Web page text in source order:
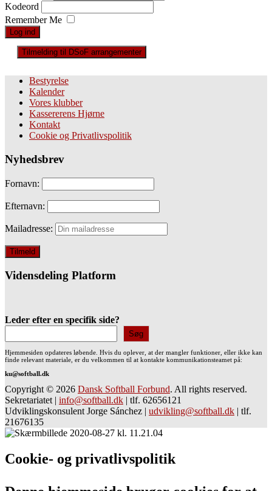
Kodeord
Remember Me
Tilmelding til DSoF arrangementer
Bestyrelse
Kalender
Vores klubber
Kassererens Hjørne
Kontakt
Cookie og Privatlivspolitik
Nyhedsbrev
Fornavn:
Efternavn:
Mailadresse:
Vidensdeling Platform
Leder efter en specifik side?
Søg
Hjemmesiden opdateres løbende. Hvis du oplever, at der mangler funktioner, eller ikke kan
finde relevant materiale, er du velkommen til at kontakte kommunikationsteamet på:
ku@softball.dk
Copyright © 2026 Dansk Softball Forbund. All rights reserved.
Sekretariatet | info@softball.dk | tlf. 62656121
Udviklingskonsulent Jorge Sánchez | udvikling@softball.dk | tlf.
21676135
Cookie- og privatlivspolitik